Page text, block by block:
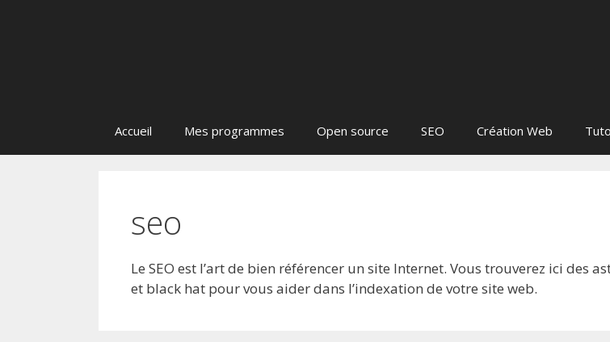
Accueil Mes programmes Open source SEO Création Web
seo
Le SEO est l’art de bien référencer un site Internet. Vous trouverez ici des
et black hat pour vous aider dans l’indexation de votre site web.